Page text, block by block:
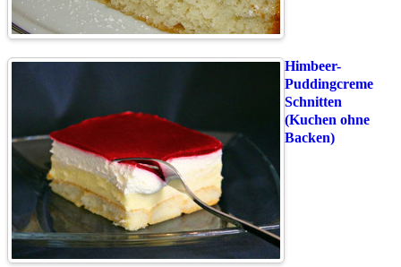
Himbeer-
Puddingcreme
Schnitten
(Kuchen ohne
Backen)